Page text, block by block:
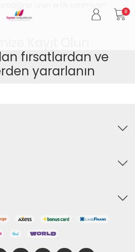
0
fırsatlardan ve
yararlanın